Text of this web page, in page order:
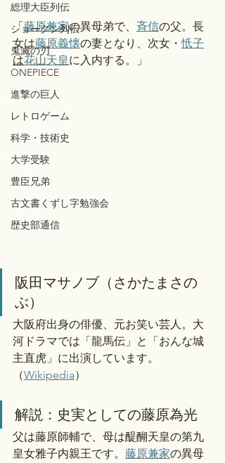
総理大臣列伝
ショーグン列伝
鬼滅の刃
ONEPIECE
進撃の巨人
レトロゲーム
科学・技術史
大学受験
豊臣兄弟
古文書くずし字勉強会
歴史部通信
「藤原兼家の異母弟で、 斉信の父。長
女は藤原義懐の妻となり、次女・忯子
は花山天皇に入内する。」
阪田マサノブ（さかたまさの
ぶ）
大阪府出身の俳優、元お笑い芸人。大
河ドラマでは「龍馬伝」と「おんな城
主直虎」に出演しています。
（Wikipedia）
解説：史実としての藤原為光
父は藤原師輔で、母は醍醐天皇の第九
皇女雅子内親王です。 藤原兼家の異母